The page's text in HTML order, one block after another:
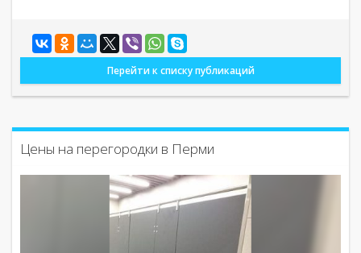
Перейти к списку публикаций
Цены на перегородки в Перми